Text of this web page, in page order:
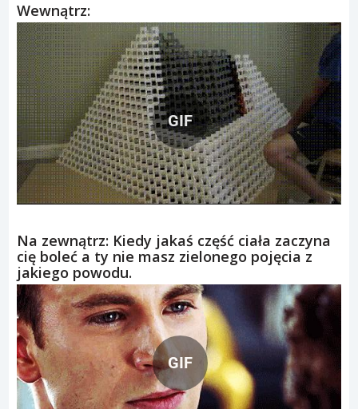
Wewnątrz:
GIF
Na zewnątrz: Kiedy jakaś część ciała zaczyna
cię boleć a ty nie masz zielonego pojęcia z
jakiego powodu.
GIF